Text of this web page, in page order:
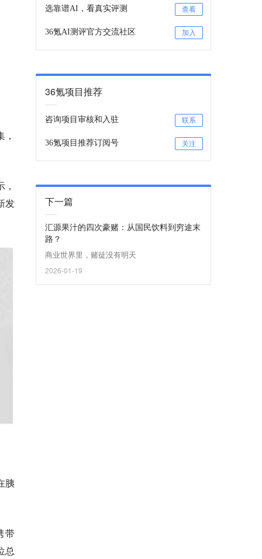
发
胰
带
总
选靠谱AI，看真实评测 查看
36氪AI测评官方交流社区 加入
36氪项目推荐
咨询项目审核和入驻 联系
36氪项目推荐订阅号 关注
下一篇
汇源果汁的四次豪赌：从国民饮料到穷途末
路？
商业世界里，赌徒没有明天
2026-01-19